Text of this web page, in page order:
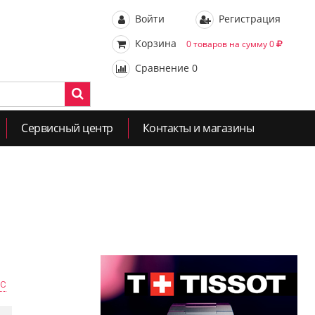
Войти
Регистрация
Корзина
0 товаров на сумму 0
Сравнение 0
Сервисный центр Контакты и магазины